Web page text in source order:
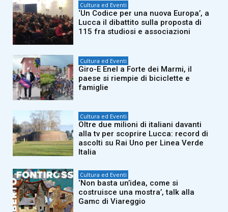
Cultura ed Eventi
‘Un Codice per una nuova Europa’, a
Lucca il dibattito sulla proposta di
115 fra studiosi e associazioni
Cultura ed Eventi
Giro-E Enel a Forte dei Marmi, il
paese si riempie di biciclette e
famiglie
Cultura ed Eventi
Oltre due milioni di italiani davanti
alla tv per scoprire Lucca: record di
ascolti su Rai Uno per Linea Verde
Italia
Cultura ed Eventi
‘Non basta un’idea, come si
costruisce una mostra’, talk alla
Gamc di Viareggio